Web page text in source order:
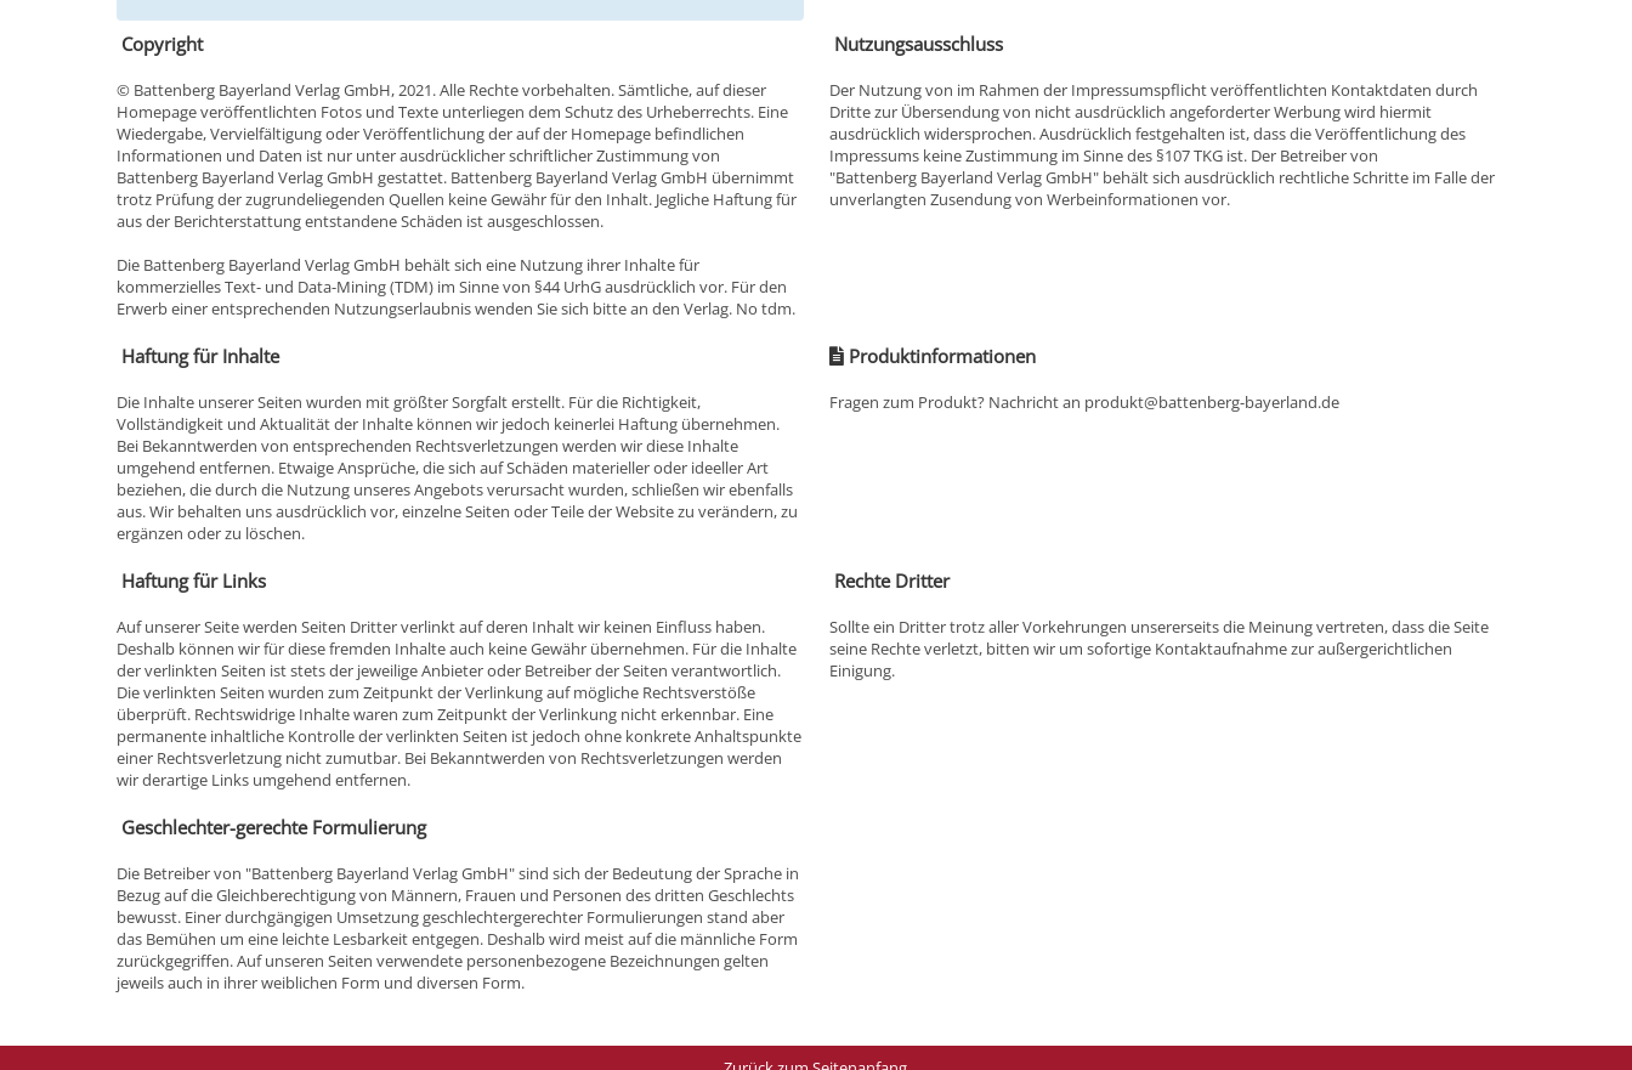
Copyright
© Battenberg Bayerland Verlag GmbH, 2021. Alle Rechte vorbehalten. Sämtliche, auf dieser
Homepage veröffentlichten Fotos und Texte unterliegen dem Schutz des Urheberrechts. Eine
Wiedergabe, Vervielfältigung oder Veröffentlichung der auf der Homepage befindlichen
Informationen und Daten ist nur unter ausdrücklicher schriftlicher Zustimmung von
Battenberg Bayerland Verlag GmbH gestattet. Battenberg Bayerland Verlag GmbH übernimmt
trotz Prüfung der zugrundeliegenden Quellen keine Gewähr für den Inhalt. Jegliche Haftung für
aus der Berichterstattung entstandene Schäden ist ausgeschlossen.
Die Battenberg Bayerland Verlag GmbH behält sich eine Nutzung ihrer Inhalte für
kommerzielles Text- und Data-Mining (TDM) im Sinne von §44 UrhG ausdrücklich vor. Für den
Erwerb einer entsprechenden Nutzungserlaubnis wenden Sie sich bitte an den Verlag. No tdm.
Nutzungsausschluss
Der Nutzung von im Rahmen der Impressumspflicht veröffentlichten Kontaktdaten durch
Dritte zur Übersendung von nicht ausdrücklich angeforderter Werbung wird hiermit
ausdrücklich widersprochen. Ausdrücklich festgehalten ist, dass die Veröffentlichung des
Impressums keine Zustimmung im Sinne des §107 TKG ist. Der Betreiber von
"Battenberg Bayerland Verlag GmbH" behält sich ausdrücklich rechtliche Schritte im Falle der
unverlangten Zusendung von Werbeinformationen vor.
Haftung für Inhalte
Die Inhalte unserer Seiten wurden mit größter Sorgfalt erstellt. Für die Richtigkeit,
Vollständigkeit und Aktualität der Inhalte können wir jedoch keinerlei Haftung übernehmen.
Bei Bekanntwerden von entsprechenden Rechtsverletzungen werden wir diese Inhalte
umgehend entfernen. Etwaige Ansprüche, die sich auf Schäden materieller oder ideeller Art
beziehen, die durch die Nutzung unseres Angebots verursacht wurden, schließen wir ebenfalls
aus. Wir behalten uns ausdrücklich vor, einzelne Seiten oder Teile der Website zu verändern, zu
ergänzen oder zu löschen.
Produktinformationen
Fragen zum Produkt? Nachricht an produkt@battenberg-bayerland.de
Haftung für Links
Auf unserer Seite werden Seiten Dritter verlinkt auf deren Inhalt wir keinen Einfluss haben.
Deshalb können wir für diese fremden Inhalte auch keine Gewähr übernehmen. Für die Inhalte
der verlinkten Seiten ist stets der jeweilige Anbieter oder Betreiber der Seiten verantwortlich.
Die verlinkten Seiten wurden zum Zeitpunkt der Verlinkung auf mögliche Rechtsverstöße
überprüft. Rechtswidrige Inhalte waren zum Zeitpunkt der Verlinkung nicht erkennbar. Eine
permanente inhaltliche Kontrolle der verlinkten Seiten ist jedoch ohne konkrete Anhaltspunkte
einer Rechtsverletzung nicht zumutbar. Bei Bekanntwerden von Rechtsverletzungen werden
wir derartige Links umgehend entfernen.
Rechte Dritter
Sollte ein Dritter trotz aller Vorkehrungen unsererseits die Meinung vertreten, dass die Seite
seine Rechte verletzt, bitten wir um sofortige Kontaktaufnahme zur außergerichtlichen
Einigung.
Geschlechter-gerechte Formulierung
Die Betreiber von "Battenberg Bayerland Verlag GmbH" sind sich der Bedeutung der Sprache in
Bezug auf die Gleichberechtigung von Männern, Frauen und Personen des dritten Geschlechts
bewusst. Einer durchgängigen Umsetzung geschlechtergerechter Formulierungen stand aber
das Bemühen um eine leichte Lesbarkeit entgegen. Deshalb wird meist auf die männliche Form
zurückgegriffen. Auf unseren Seiten verwendete personenbezogene Bezeichnungen gelten
jeweils auch in ihrer weiblichen Form und diversen Form.